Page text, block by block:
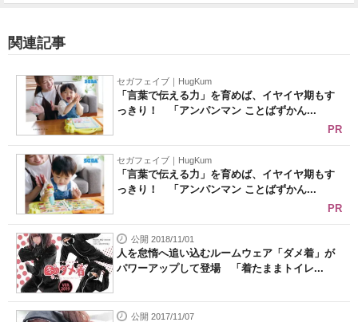
関連記事
セガフェイブ｜HugKum
「言葉で伝える力」を育めば、イヤイヤ期もす
っきり！ 「アンパンマン ことばずかん...
PR
セガフェイブ｜HugKum
「言葉で伝える力」を育めば、イヤイヤ期もす
っきり！ 「アンパンマン ことばずかん...
PR
公開 2018/11/01
人を怠惰へ追い込むルームウェア「ダメ着」が
パワーアップして登場 「着たままトイレ...
公開 2017/11/07